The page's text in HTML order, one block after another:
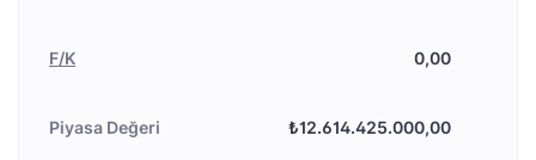
F/K 0,00
Piyasa Değeri ₺12.614.425.000,00